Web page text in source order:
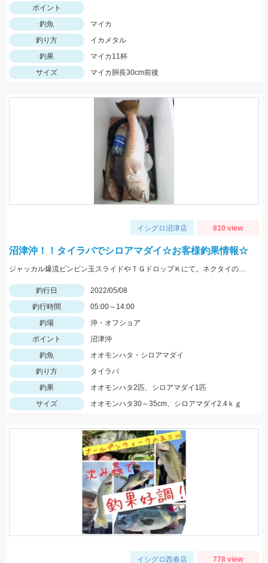
ポイント
釣魚
マイカ
釣り方
イカメタル
釣果
マイカ11杯
サイズ
マイカ胴長30cm前後
イシグロ沼津店 810 view
沼津沖！！タイラバでシロアマダイ☆お客様釣果情報☆
ジャッカル爆流ビンビン玉スライドやＴＧドロップＫにて。ネクタイのカラーは黒やチャートです！
釣行日
2022/05/08
釣行時間
05:00～14:00
釣場
沖・オフショア
ポイント
沼津沖
釣魚
オオモンハタ・シロアマダイ
釣り方
タイラバ
釣果
オオモンハタ2匹、シロアマダイ1匹
サイズ
オオモンハタ30～35cm、シロアマダイ2.4ｋｇ
イシグロ西春店 778 view